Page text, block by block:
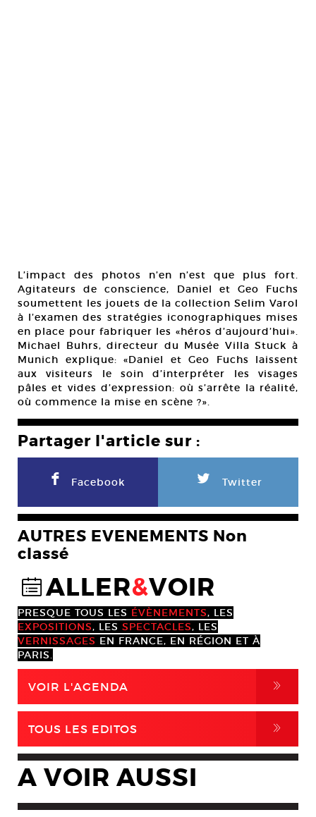
L’impact des photos n’en n’est que plus fort.
Agitateurs de conscience, Daniel et Geo Fuchs
soumettent les jouets de la collection Selim Varol
à l’examen des stratégies iconographiques mises
en place pour fabriquer les «héros d’aujourd’hui».
Michael Buhrs, directeur du Musée Villa Stuck à
Munich explique: «Daniel et Geo Fuchs laissent
aux visiteurs le soin d’interpréter les visages
pâles et vides d’expression: où s’arrête la réalité,
où commence la mise en scène ?».
Partager l'article sur :
F Facebook L Twitter
AUTRES EVENEMENTS Non
classé
@ALLER&VOIR
PRESQUE TOUS LES ÉVÈNEMENTS, LES
EXPOSITIONS, LES SPECTACLES, LES
VERNISSAGES EN FRANCE, EN RÉGION ET À
PARIS.
VOIR L'AGENDA ,
TOUS LES EDITOS ,
A VOIR AUSSI